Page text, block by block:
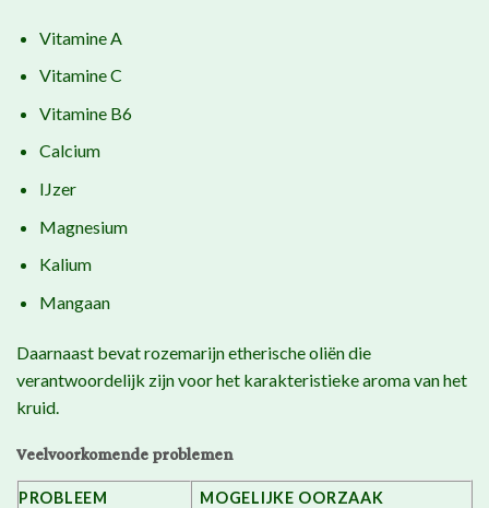
Vitamine A
Vitamine C
Vitamine B6
Calcium
IJzer
Magnesium
Kalium
Mangaan
Daarnaast bevat rozemarijn etherische oliën die
verantwoordelijk zijn voor het karakteristieke aroma van het
kruid.
Veelvoorkomende problemen
PROBLEEM
MOGELIJKE OORZAAK